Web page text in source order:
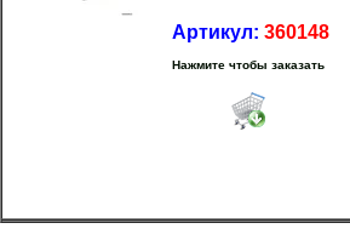
Артикул: 360148
Нажмите чтобы заказать